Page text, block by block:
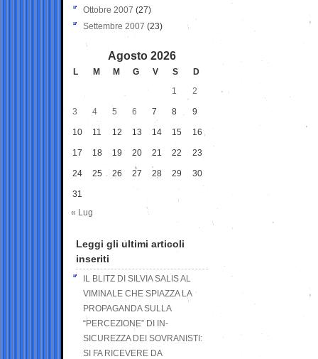
Ottobre 2007 (27)
Settembre 2007 (23)
Agosto 2026
L M M G V S
D
1
2
3 4 5 6 7 8 9
10 11 12 13 14 15 16
17 18 19 20 21 22 23
24 25 26 27 28 29 30
31
« Lug
Leggi gli ultimi articoli
inseriti
IL BLITZ DI SILVIA SALIS AL
VIMINALE CHE SPIAZZA LA
PROPAGANDA SULLA
“PERCEZIONE” DI IN-
SICUREZZA DEI SOVRANISTI:
SI FA RICEVERE DA